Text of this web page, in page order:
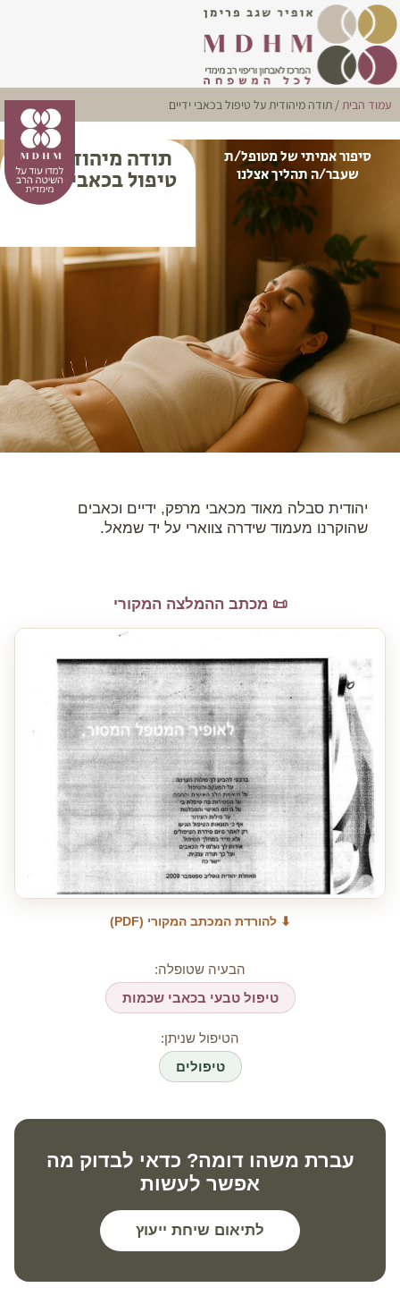
עמוד הבית / תודה מיהודית על טיפול בכאבי ידיים
תודה מיהודית על
טיפול בכאבי ידיים
סיפור אמיתי של מטופל/ת
שעבר/ה תהליך אצלנו
יהודית סבלה מאוד מכאבי מרפק, ידיים וכאבים
שהוקרנו מעמוד שידרה צווארי על יד שמאל.
📜 מכתב ההמלצה המקורי
⬇ להורדת המכתב המקורי (PDF)
הבעיה שטופלה:
טיפול טבעי בכאבי שכמות
הטיפול שניתן:
טיפולים
עברת משהו דומה? כדאי לבדוק מה
אפשר לעשות
לתיאום שיחת ייעוץ